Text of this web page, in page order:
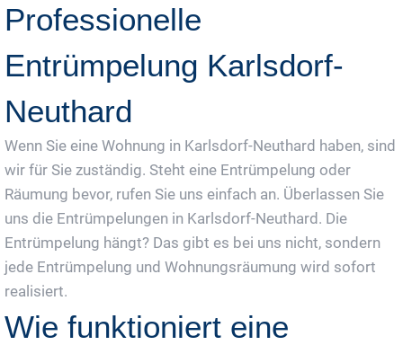
Professionelle
Entrümpelung Karlsdorf-
Neuthard
Wenn Sie eine Wohnung in Karlsdorf-Neuthard haben, sind
wir für Sie zuständig. Steht eine Entrümpelung oder
Räumung bevor, rufen Sie uns einfach an. Überlassen Sie
uns die Entrümpelungen in Karlsdorf-Neuthard. Die
Entrümpelung hängt? Das gibt es bei uns nicht, sondern
jede Entrümpelung und Wohnungsräumung wird sofort
realisiert.
Wie funktioniert eine